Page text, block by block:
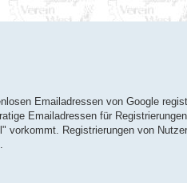
Emailadressen von Google
Emailadressen für
vorkommt. Registrierungen von